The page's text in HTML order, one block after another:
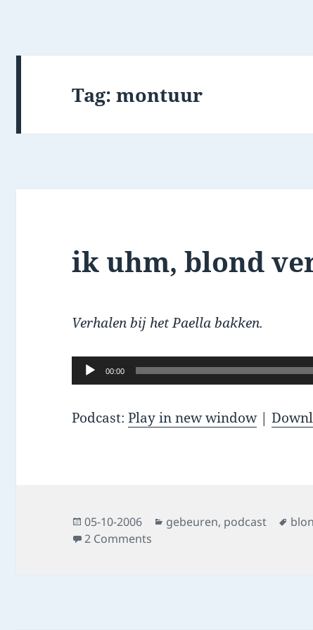
Tag:montuur
ik uhm, blond
Verhalen bij het Paella bakken.
Audio
Player
00:00
Podcast:Play in new window|
Posted
on
05-10-2006 Categories
gebeuren, podcast Tags
2 Comments